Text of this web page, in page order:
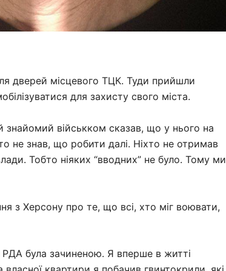
дверей місцевого ТЦК. Туди прийшли
для захисту свого міста.
знайомий військком сказав, що у нього на
не знав, що робити далі. Ніхто не отримав
Тобто ніяких “вводних” не було. Тому ми
з Херсону про те, що всі, хто міг воювати,
РДА була зачиненою. Я вперше в житті